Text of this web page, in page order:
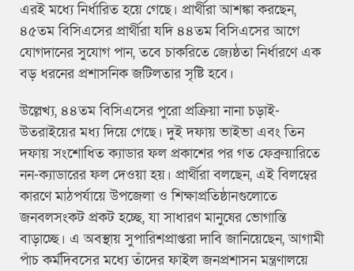
এরই মধ্যে নির্ধারিত হয়ে গেছে। প্রার্থীরা আশঙ্কা করছেন,
৪৫তম বিসিএসের প্রার্থীরা যদি ৪৪তম বিসিএসের আগে
যোগদানের সুযোগ পান, তবে চাকরিতে জ্যেষ্ঠতা নির্ধারণে এক
বড় ধরনের প্রশাসনিক জটিলতার সৃষ্টি হবে।
উল্লেখ্য, ৪৪তম বিসিএসের পুরো প্রক্রিয়া নানা চড়াই-
উতরাইয়ের মধ্য দিয়ে গেছে। দুই দফায় ভাইভা এবং তিন
দফায় সংশোধিত ক্যাডার ফল প্রকাশের পর গত ফেব্রুয়ারিতে
নন-ক্যাডারের ফল দেওয়া হয়। প্রার্থীরা বলছেন, এই বিলম্বের
কারণে মাঠপর্যায়ে উপজেলা ও শিক্ষাপ্রতিষ্ঠানগুলোতে
জনবলসংকট প্রকট হচ্ছে, যা সাধারণ মানুষের ভোগান্তি
বাড়াচ্ছে। এ অবস্থায় সুপারিশপ্রাপ্তরা দাবি জানিয়েছেন, আগামী
পাঁচ কর্মদিবসের মধ্যে তাঁদের ফাইল জনপ্রশাসন মন্ত্রণালয়ে